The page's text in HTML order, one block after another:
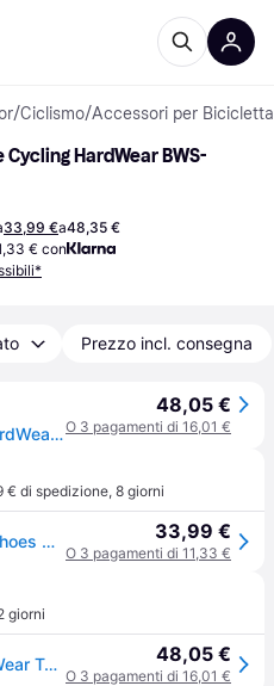
/Ciclismo/Accessori per Bicicletta
Cycling HardWear BWS-
33,99 €a48,35 €
€ con
Prezzo incl. consegna
BBB BWS-04 Leggings HardWear Taglia 43-44
48,05 €
O 3 pagamenti di 16,01 €
€ di spedizione, 8 giorni
Bbb Hardwear Bws-04 Overshoes Nero EU 43-44 33,99 €
O 3 pagamenti di 11,33 €
giorni
BBB BWS-04 Leggings HardWear Taglia 43-44 48,05 €
O 3 pagamenti di 16,01 €